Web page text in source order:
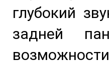
глубокий
задней